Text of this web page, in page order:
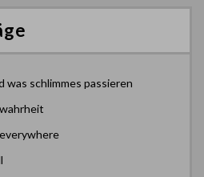
was schlimmes passieren